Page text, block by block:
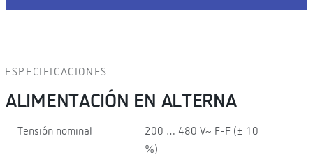
ESPECIFICACIONES
ALIMENTACIÓN EN ALTERNA
Tensión nominal
200 … 480 V~ F-F (± 10
%)